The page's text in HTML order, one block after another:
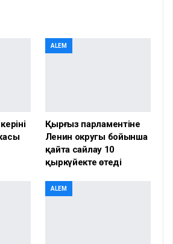
ALEM
Қырғыз парламентіне
Ленин округы бойынша
қайта сайлау 10
қыркүйекте өтеді
ALEM